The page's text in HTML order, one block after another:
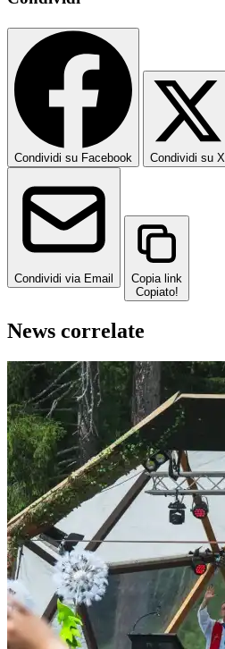
Condividi su Facebook Condividi su X
Condividi via Email
Copia link
Copiato!
News correlate